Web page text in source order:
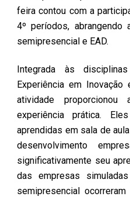
feira contou com a
4º períodos, abrangendo
semipresencial e EAD.
Integrada às
Experiência em
atividade
experiência prática.
aprendidas em sala de
desenvolvimento
significativamente seu
das empresas
semipresencial